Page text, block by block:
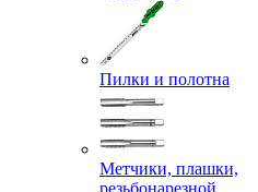
Пилки и полотна
Метчики, плашки,
резьбонарезной